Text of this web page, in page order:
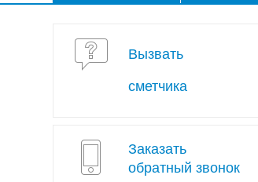
Вызвать
сметчика
Заказать
обратный звонок